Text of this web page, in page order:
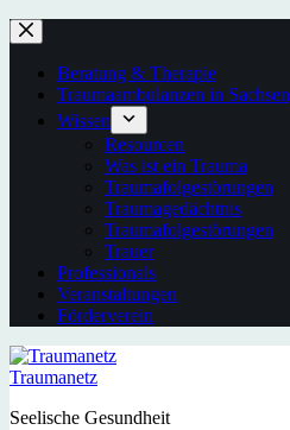
Beratung & Therapie
Traumaambulanzen in Sachsen
Wissen
Resourcen
Was ist ein Trauma
Traumafolgestörungen
Traumagedächtnis
Traumafolgestörungen
Trauer
Professionals
Veranstaltungen
Förderverein
Traumanetz
Seelische Gesundheit